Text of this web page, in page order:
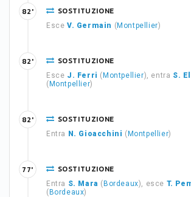
SOSTITUZIONE
Esce V. Germain ( Montpellier)
82'
SOSTITUZIONE
Esce J. Ferri ( Montpellier), entra S.
( Montpellier)
82'
SOSTITUZIONE
Entra N. Gioacchini ( Montpellier)
82'
SOSTITUZIONE
Entra S. Mara ( Bordeaux), esce T.
( Bordeaux)
77'